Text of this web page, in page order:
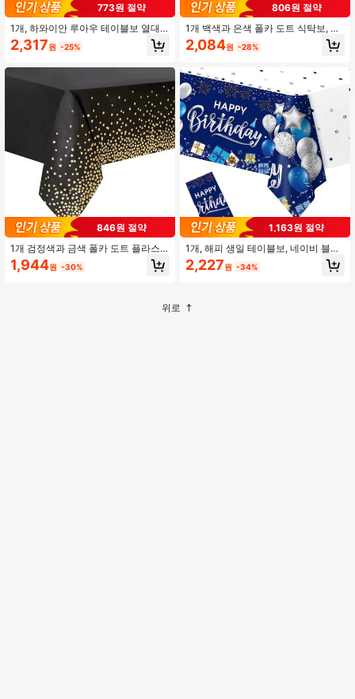
773원 절약
1개, 하와이안 루아우 테이블보 열대
팜 잎 테이블보 하와이 1회용 직사각
형 테이블 커버 알로하 서머 비치 풀
2,317원 -25%
846원 절약
1개 검정색과 금색 폴카 도트 플라스
틱 테이블보, 생일 파티 테이블 커버,
학사 칵테일 파티, 졸업 장식 2025년
1,944원 -30%
806원 절약
1개 백색과 은색 폴카 도트 식탁보, 사
각형 일회용 파티 테이블 커버 생일,
졸업식, 레스토랑, 웨딩 기념일, 신부
2,084원 -28%
1,163원 절약
1개, 해피 생일 테이블보, 네이비 블루
와 실버리 직사각형 테이블 커버 BBQ
차 파티 기념일 휴일 파티 장식 남녀 9
2,227원 -34%
위로